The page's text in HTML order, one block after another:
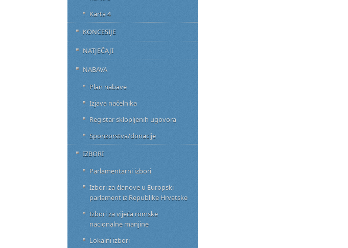
Karta 4
KONCESIJE
NATJEČAJI
NABAVA
Plan nabave
Izjava načelnika
Registar sklopljenih ugovora
Sponzorstva/donacije
IZBORI
Parlamentarni izbori
Izbori za članove u Europski
parlament iz Republike Hrvatske
Izbori za vijeća romske
nacionalne manjine
Lokalni izbori